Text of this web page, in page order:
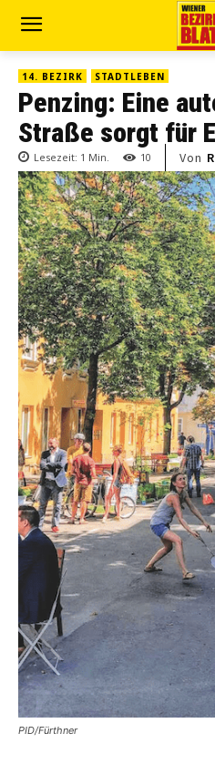
14. BEZIRK STADTLEBEN
Penzing: Eine
Straße sorgt für
Lesezeit: 1 Min. 10 Von
PID/Fürthner